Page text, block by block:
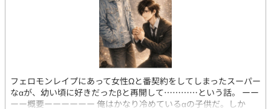
フェロモンレイプにあって女性Ωと番契約をしてしまったスーパー
なαが、幼い頃に好きだったβと再開して…………という話。 ーー
ーー概要ーーーーーー 俺はかなり冷めているαの子供だ。しか